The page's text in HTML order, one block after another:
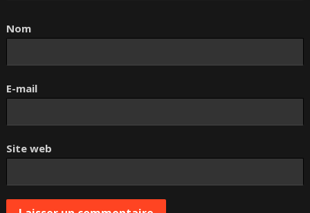
Nom
E-mail
Site web